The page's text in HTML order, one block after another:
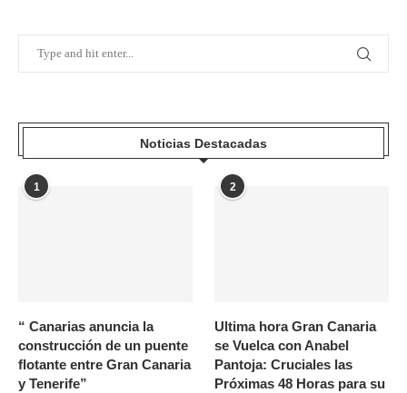
Noticias Destacadas
1
“ Canarias anuncia la
construcción de un puente
flotante entre Gran Canaria
y Tenerife”
2
Ultima hora Gran Canaria
se Vuelca con Anabel
Pantoja: Cruciales las
Próximas 48 Horas para su